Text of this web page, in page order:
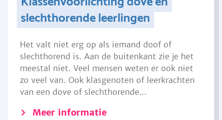
slechthorende leerlingen
Het valt niet erg op als iemand doof of
slechthorend is. Aan de buitenkant zie je het
meestal niet. Veel mensen weten er ook niet
zo veel van. Ook klasgenoten of leerkrachten
van een dove of slechthorende...
Meer informatie